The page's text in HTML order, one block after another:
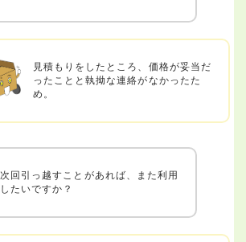
見積もりをしたところ、価格が妥当だ
ったことと執拗な連絡がなかったた
め。
次回引っ越すことがあれば、また利用
したいですか？